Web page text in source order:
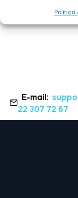
Politica
LEGGI TUTTO
E-mail:
22 307 72 67